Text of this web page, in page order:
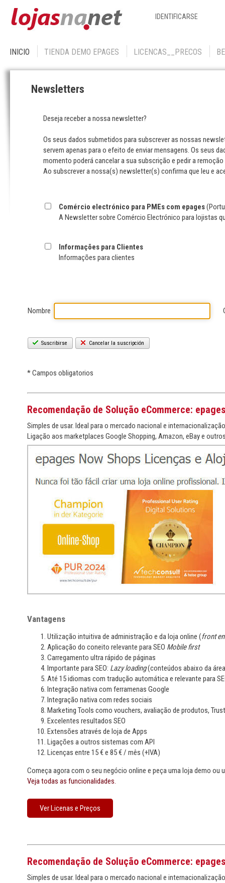
IDENTIFICARSE
INICIO TIENDA DEMO EPAGES LICENCAS__PRECOS
Newsletters
Deseja receber a nossa newsletter?
Os seus dados submetidos para subscrever as nossas
servem apenas para o efeito de enviar mensagens. Os seus
momento poderá cancelar a sua subscrição e pedir a
Ao subscrever a nossa(s) newsletter(s) confirma que leu e
Comércio electrónico para PMEs com epages
A Newsletter sobre Comércio Electrónico para lojistas
Informações para Clientes
Informações para clientes
Nombre
Suscribirse Cancelar la suscripción
* Campos obligatorios
Recomendação de Solução eCommerce:
Simples de usar. Ideal para o mercado nacional e
Ligação aos marketplaces Google Shopping, Amazon, eBay e
Vantagens
Utilização intuitiva de administração e da loja online (front
Aplicação do coneito relevante para SEO Mobile first
Carregamento ultra rápido de páginas
Importante para SEO: Lazy loading(conteúdos abaixo da
Até 15 idiomas com tradução automática e relevante para
Integração nativa com ferramenas Google
Integração nativa com redes sociais
Marketing Tools como vouchers, avaliação de produtos,
Excelentes resultados SEO
Extensões através de loja de Apps
Ligações a outros sistemas com API
Licenças entre 15 € e 85 € / mês (+IVA)
Começa agora com o seu negócio online e peça uma loja demo ou
Veja todas as funcionalidades.
Ver Licenas e Preços
Recomendação de Solução eCommerce:
Simples de usar. Ideal para o mercado nacional e